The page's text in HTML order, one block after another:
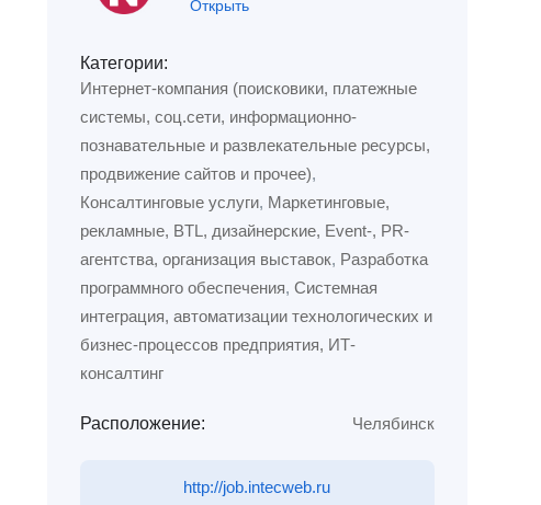
Открыть
Категории:
Интернет-компания (поисковики, платежные
системы, соц.сети, информационно-
познавательные и развлекательные ресурсы,
продвижение сайтов и прочее),
Консалтинговые услуги, Маркетинговые,
рекламные, BTL, дизайнерские, Event-, PR-
агентства, организация выставок, Разработка
программного обеспечения, Системная
интеграция, автоматизации технологических и
бизнес-процессов предприятия, ИТ-
консалтинг
Расположение: Челябинск
http://job.intecweb.ru